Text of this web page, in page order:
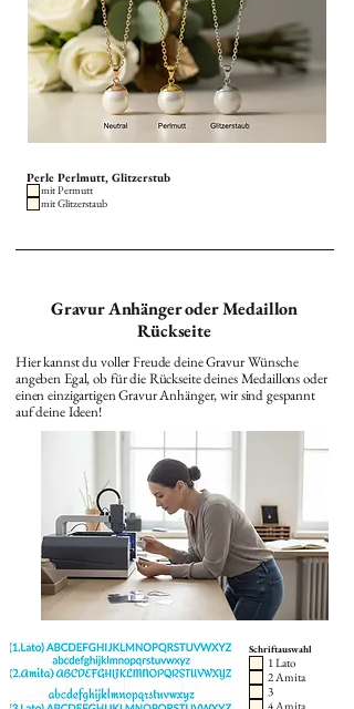
Perle Perlmutt, Glitzerstub
mit Permutt
mit Glitzerstaub
Gravur Anhänger oder Medaillon
Rückseite
Hier kannst du voller Freude deine Gravur Wünsche
angeben Egal, ob für die Rückseite deines Medaillons oder
einen einzigartigen Gravur Anhänger, wir sind gespannt
auf deine Ideen!
Schriftauswahl
1 Lato
2 Amita
3
4 Amita